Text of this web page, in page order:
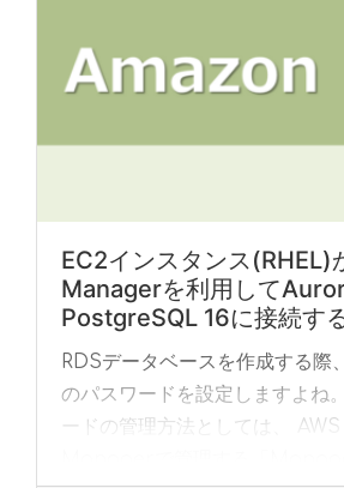
EC2インスタンス
Managerを利用して
PostgreSQL 16に接続す
RDSデータベースを作成する
のパスワードを設定しますよ
ードの管理方法としては、